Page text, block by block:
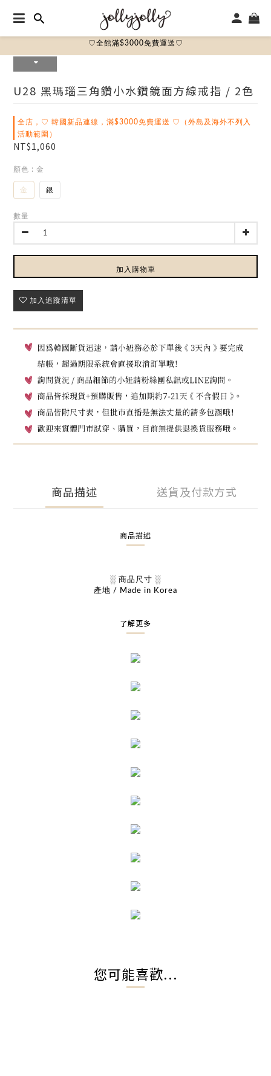
♡全館滿$3000免費運送♡
U28 黑瑪瑙三角鑽小水鑽鏡面方線戒指 / 2色
全店，♡ 韓國新品連線，滿$3000免費運送 ♡（外島及海外不列入
活動範圍）
NT$1,060
顏色 : 金
金 銀
數量
加入購物車
加入追蹤清單
商品描述 送貨及付款方式
商品描述
░ 商品尺寸 ░
產地 / Made in Korea
了解更多
您可能喜歡...